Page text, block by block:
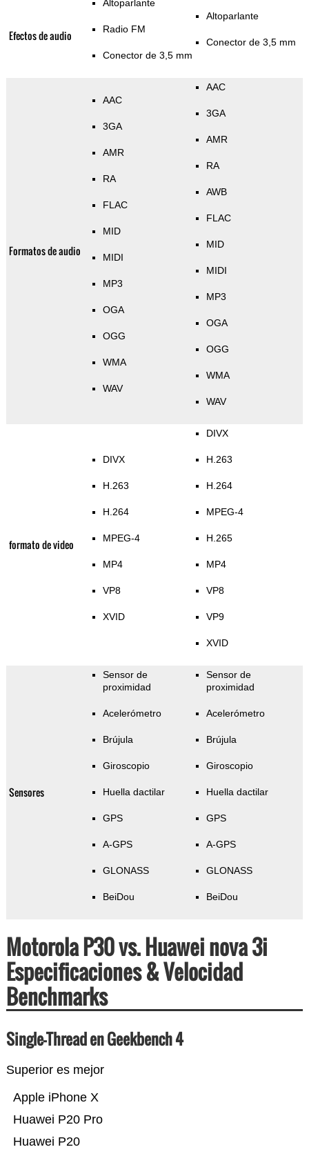
Efectos de audio
Altoparlante
Radio FM
Conector de 3,5 mm
Altoparlante
Conector de 3,5 mm
Formatos de audio
AAC
3GA
AMR
RA
FLAC
MID
MIDI
MP3
OGA
OGG
WMA
WAV
AAC
3GA
AMR
RA
AWB
FLAC
MID
MIDI
MP3
OGA
OGG
WMA
WAV
formato de video
DIVX
H.263
H.264
MPEG-4
MP4
VP8
XVID
DIVX
H.263
H.264
MPEG-4
H.265
MP4
VP8
VP9
XVID
Sensores
Sensor de
proximidad
Acelerómetro
Brújula
Giroscopio
Huella dactilar
GPS
A-GPS
GLONASS
BeiDou
Sensor de
proximidad
Acelerómetro
Brújula
Giroscopio
Huella dactilar
GPS
A-GPS
GLONASS
BeiDou
Motorola P30 vs. Huawei nova 3i
Especificaciones & Velocidad
Benchmarks
Single-Thread en Geekbench 4
Superior es mejor
Huawei P20
Huawei P20 Pro
Apple iPhone X